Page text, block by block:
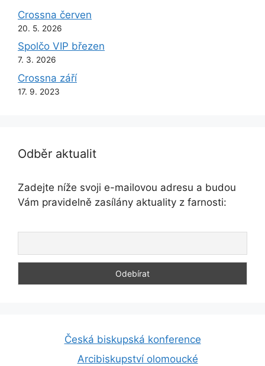
Crossna červen
20. 5. 2026
Spolčo VIP březen
7. 3. 2026
Crossna září
17. 9. 2023
Odběr aktualit
Zadejte níže svoji e-mailovou adresu a budou
Vám pravidelně zasílány aktuality z farnosti:
Česká biskupská konference
Arcibiskupství olomoucké